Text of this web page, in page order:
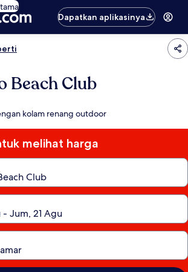
Dapatkan aplikasinya
Beach Club
kolam renang outdoor
melihat harga